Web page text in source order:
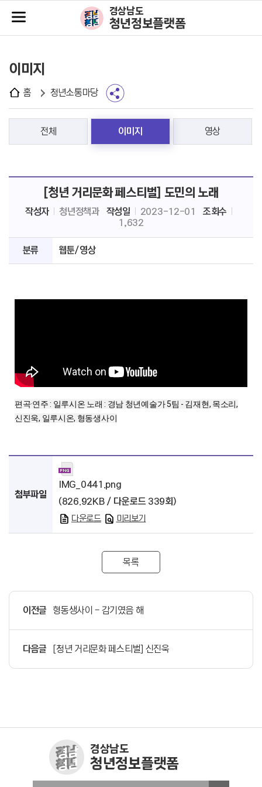
주메뉴바로가기
본문바로가기
경상남도
청년정보플랫폼
이미지
홈 청년소통마당
전체 이미지 영상
[청년 거리문화 페스티벌] 도민의 노래
작성자 청년정책과 작성일 2023-12-01
조회수
1,632
분류 웹툰/영상
편곡·연주 : 일루시온 노래 : 경남 청년예술가 5팀 - 김재현, 목소리,
신진욱, 일루시온, 형동생사이
첨부파일
IMG_0441.png
(826.92KB / 다운로드 339회)
다운로드 미리보기
목록
이전글 형동생사이 - 감기였음 해
다음글 [청년 거리문화 페스티벌] 신진욱
경상남도
청년정보플랫폼